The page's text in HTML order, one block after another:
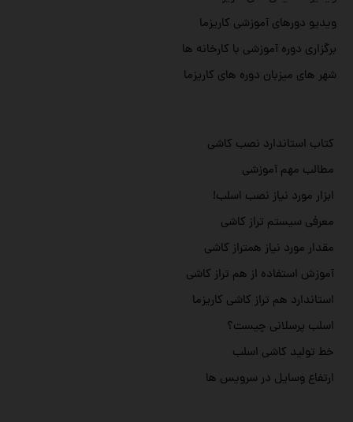
ویدیو دورهای آموزشی کاریزما
برگزاری دوره آموزشی با کارخانه ها
شهر های میزبان دوره های کاریزما
کتاب استاندارد نصب کاشی
مطالب مهم آموزشی
ابزار مورد نیاز نصب اسلب!
معرفی سیستم تراز کاشی
مقدار مورد نیاز همتراز کاشی
آموزش استفاده از هم تراز کاشی
استاندارد هم تراز کاشی کاریزما
اسلب پرسلانی چیست؟
خط تولید کاشی اسلب
ارتفاع وسایل در سرویس ها